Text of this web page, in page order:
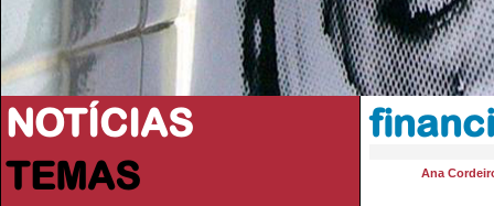
NOTÍCIAS
TEMAS
Ana